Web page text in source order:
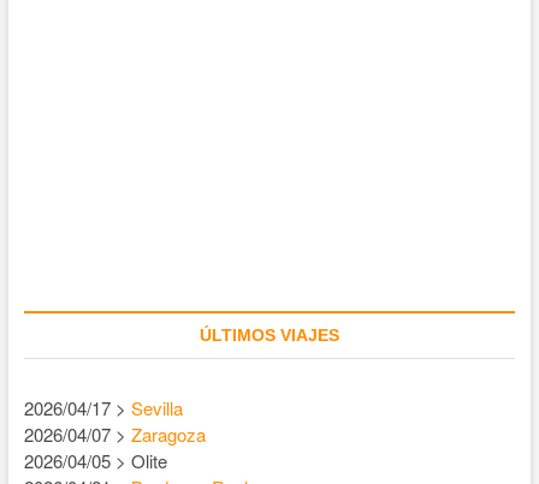
ÚLTIMOS VIAJES
2026/04/17 > Sevilla
2026/04/07 > Zaragoza
2026/04/05 > Olite